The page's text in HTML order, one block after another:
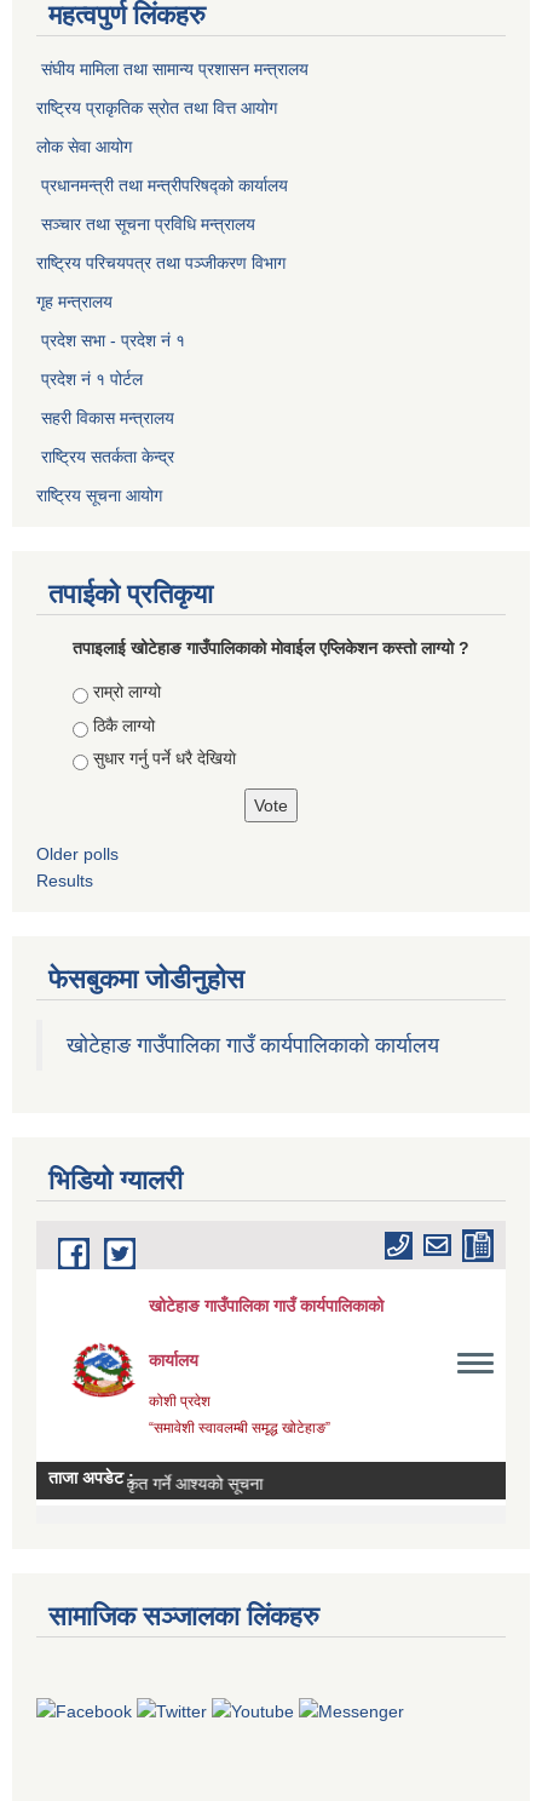
महत्वपुर्ण लिंकहरु
संघीय मामिला तथा सामान्य प्रशासन मन्त्रालय
राष्ट्रिय प्राकृतिक स्राेत तथा वित्त आयोग
लोक सेवा आयोग
प्रधानमन्त्री तथा मन्त्रीपरिषद्को कार्यालय
सञ्‍चार तथा सूचना प्रविधि मन्त्रालय
राष्ट्रिय परिचयपत्र तथा पञ्जीकरण विभाग​
गृह मन्त्रालय
प्रदेश सभा - प्रदेश नं १
प्रदेश नं १ पोर्टल
सहरी विकास मन्त्रालय
राष्ट्रिय सतर्कता केन्द्र
राष्ट्रिय सूचना आयोग
तपाईको प्रतिकृया
तपाइलाई खोटेहाङ गाउँपालिकाको माेवाईल एप्लिकेशन कस्तो लाग्यो ?
Choices
राम्रो लाग्यो
ठिकै लाग्यो
सुधार गर्नु पर्ने धरै देखियाे
Older polls
Results
फेसबुकमा जोडीनुहोस
खोटेहाङ गाउँपालिका गाउँ कार्यपालिकाको कार्यालय
भिडियाे ग्यालरी
सामाजिक सञ्जालका लिंकहरु